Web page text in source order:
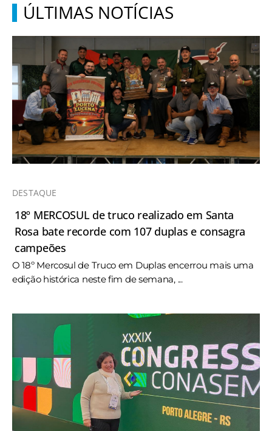
ÚLTIMAS NOTÍCIAS
DESTAQUE
18º MERCOSUL de truco realizado em Santa
Rosa bate recorde com 107 duplas e consagra
campeões
O 18º Mercosul de Truco em Duplas encerrou mais uma
edição histórica neste fim de semana, ...